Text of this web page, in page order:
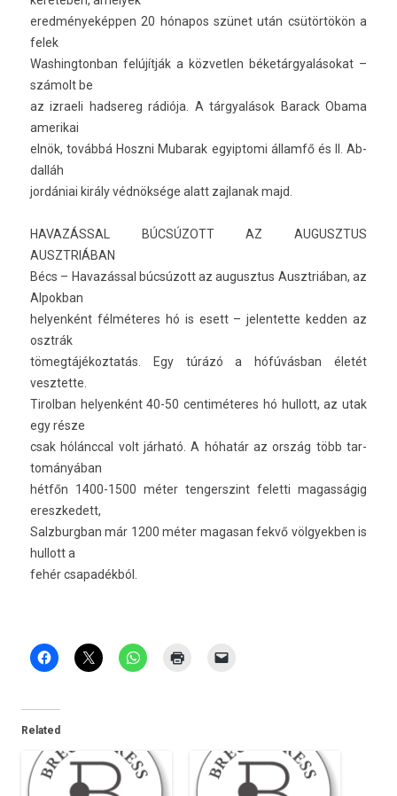
eredményeképpen 20 hónapos szünet után csütörtökön a
felek
Was­hington­ban felújítják a köz­vetl­en béketárgyalásokat –
számolt be
az iz­raeli had­sereg rádiója. A tárgyalások Barack Obama
amerikai
elnök, továbbá Hoszni Mubarak egyip­tomi államfő és II. Ab­
dal­láh
jordániai király védnöksége alatt zaj­lanak majd.
HAVAZÁSSAL BÚCSÚZOTT AZ AUGUSZTUS
AUSZTRIÁBAN
Bécs – Havazással búcsúzott az augusztus Ausztriában, az
Al­pok­ban
helyen­ként félméteres hó is esett – jelen­tette kedd­en az
osztrák
tömeg­tájékoz­tatás. Egy túrázó a hófúvásban életét
vesztet­te.
Tirol­ban helyen­ként 40-50 cen­timéteres hó hul­lott, az utak
egy része
csak hólánccal volt járható. A hóhatár az ország több tar­
tományában
hétfőn 1400-1500 méter ten­gerszint felet­ti magas­ságig
ereszkedett,
Salzburgban már 1200 méter magasan fekvő völ­gyekb­en is
hul­lott a
fehér csapadék­ból.
Related